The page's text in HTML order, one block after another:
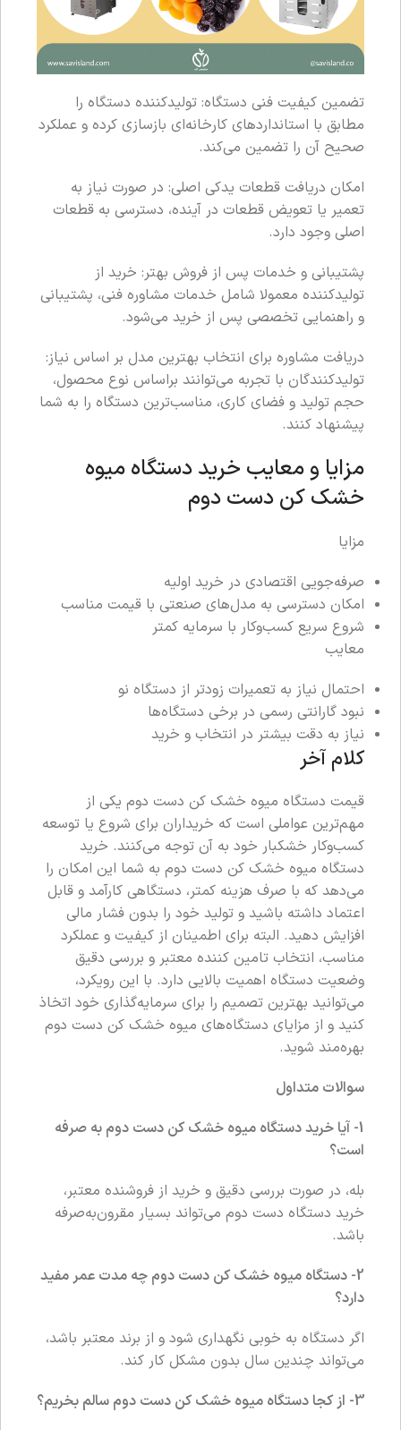
تضمین کیفیت فنی دستگاه: تولیدکننده دستگاه را
مطابق با استانداردهای کارخانه‌ای بازسازی کرده و عملکرد
صحیح آن را تضمین می‌کند.
امکان دریافت قطعات یدکی اصلی: در صورت نیاز به
تعمیر یا تعویض قطعات در آینده، دسترسی به قطعات
اصلی وجود دارد.
پشتیبانی و خدمات پس از فروش بهتر: خرید از
تولیدکننده معمولا شامل خدمات مشاوره فنی، پشتیبانی
و راهنمایی تخصصی پس از خرید می‌شود.
دریافت مشاوره برای انتخاب بهترین مدل بر اساس نیاز:
تولیدکنندگان با تجربه می‌توانند براساس نوع محصول،
حجم تولید و فضای کاری، مناسب‌ترین دستگاه را به شما
پیشنهاد کنند.
مزایا و معایب خرید دستگاه میوه
خشک کن دست دوم
مزایا
صرفه‌جویی اقتصادی در خرید اولیه
امکان دسترسی به مدل‌های صنعتی با قیمت مناسب
شروع سریع کسب‌وکار با سرمایه کمتر
معایب
احتمال نیاز به تعمیرات زودتر از دستگاه نو
نبود گارانتی رسمی در برخی دستگاه‌ها
نیاز به دقت بیشتر در انتخاب و خرید
کلام آخر
قیمت دستگاه میوه خشک کن دست دوم یکی از
مهم‌ترین عواملی است که خریداران برای شروع یا توسعه
کسب‌وکار خشکبار خود به آن توجه می‌کنند. خرید
دستگاه میوه خشک کن دست دوم به شما این امکان را
می‌دهد که با صرف هزینه کمتر، دستگاهی کارآمد و قابل
اعتماد داشته باشید و تولید خود را بدون فشار مالی
افزایش دهید. البته برای اطمینان از کیفیت و عملکرد
مناسب، انتخاب تامین‌ کننده معتبر و بررسی دقیق
وضعیت دستگاه اهمیت بالایی دارد. با این رویکرد،
می‌توانید بهترین تصمیم را برای سرمایه‌گذاری خود اتخاذ
کنید و از مزایای دستگاه‌های میوه خشک کن دست دوم
بهره‌مند شوید.
سوالات متداول
1- آیا خرید دستگاه میوه خشک کن دست دوم به صرفه
است؟
بله، در صورت بررسی دقیق و خرید از فروشنده معتبر،
خرید دستگاه دست دوم می‌تواند بسیار مقرون‌به‌صرفه
باشد.
2- دستگاه میوه خشک کن دست دوم چه مدت عمر مفید
دارد؟
اگر دستگاه به خوبی نگهداری شود و از برند معتبر باشد،
می‌تواند چندین سال بدون مشکل کار کند.
3- از کجا دستگاه میوه خشک کن دست دوم سالم بخریم؟